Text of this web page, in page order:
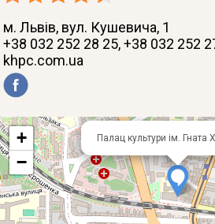
м. Львів, вул. Кушевича, 1
+38 032 252 28 25, +38 032 252
khpc.com.ua
Палац культури ім. Гната
+
−